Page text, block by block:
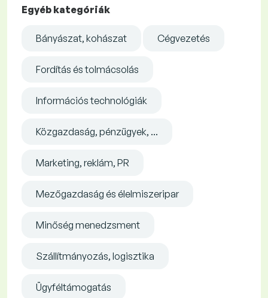
Egyéb kategóriák
Bányászat, kohászat Cégvezetés
Fordítás és tolmácsolás
Információs technológiák
Közgazdaság, pénzügyek, ...
Marketing, reklám, PR
Mezőgazdaság és élelmiszeripar
Minőség menedzsment
Szállítmányozás, logisztika
Ügyféltámogatás